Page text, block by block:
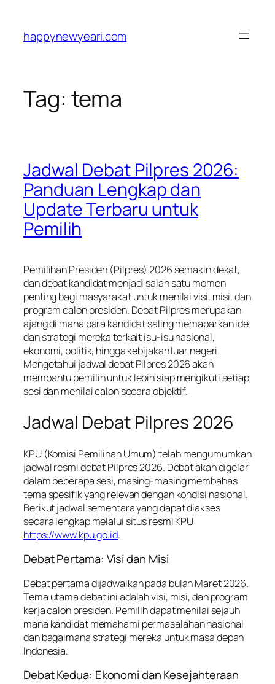
content
happynewyeari.com
Tag: tema
Jadwal Debat Pilpres 2026:
Panduan Lengkap dan
Update Terbaru untuk
Pemilih
Pemilihan Presiden (Pilpres) 2026 semakin dekat,
dan debat kandidat menjadi salah satu momen
penting bagi masyarakat untuk menilai visi, misi, dan
program calon presiden. Debat Pilpres merupakan
ajang di mana para kandidat saling memaparkan ide
dan strategi mereka terkait isu-isu nasional,
ekonomi, politik, hingga kebijakan luar negeri.
Mengetahui jadwal debat Pilpres 2026 akan
membantu pemilih untuk lebih siap mengikuti setiap
sesi dan menilai calon secara objektif.
Jadwal Debat Pilpres 2026
KPU (Komisi Pemilihan Umum) telah mengumumkan
jadwal resmi debat Pilpres 2026. Debat akan digelar
dalam beberapa sesi, masing-masing membahas
tema spesifik yang relevan dengan kondisi nasional.
Berikut jadwal sementara yang dapat diakses
secara lengkap melalui situs resmi KPU:
https://www.kpu.go.id.
Debat Pertama: Visi dan Misi
Debat pertama dijadwalkan pada bulan Maret 2026.
Tema utama debat ini adalah visi, misi, dan program
kerja calon presiden. Pemilih dapat menilai sejauh
mana kandidat memahami permasalahan nasional
dan bagaimana strategi mereka untuk masa depan
Indonesia.
Debat Kedua: Ekonomi dan Kesejahteraan